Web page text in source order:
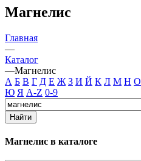
Магнелис
Главная
—
Каталог
—Магнелис
А Б В Г Д Е Ж З И Й К Л М Н О
Ю Я A-Z 0-9
Найти
Магнелис в каталоге